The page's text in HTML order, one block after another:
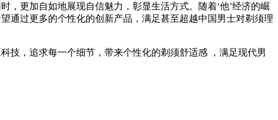
更加自如地展现自信魅力，彰显生活方式。随着‘他’经济的崛
通过更多的个性化的创新产品，满足甚至超越中国男士对剃须理
技，追求每一个细节，带来个性化的剃须舒适感 ，满足现代男